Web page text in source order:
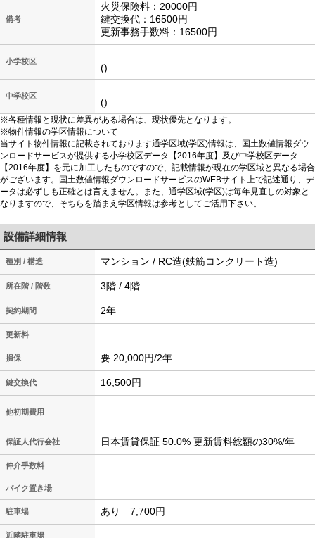
備考
火災保険料：20000円
鍵交換代：16500円
更新事務手数料：16500円
小学校区
()
中学校区
()
※各種情報と現状に差異がある場合は、現状優先となります。
※物件情報の学区情報について
当サイト物件情報に記載されております通学区域(学区)情報は、国土数値情報ダウ
ンロードサービスが提供する小学校区データ【2016年度】及び中学校区データ
【2016年度】を元に加工したものですので、記載情報が現在の学区域と異なる場合
がございます。国土数値情報ダウンロードサービスのWEBサイト上で記述通り、デ
ータは必ずしも正確とは言えません。また、通学区域(学区)は毎年見直しの対象と
なりますので、そちらを踏まえ学区情報は参考としてご活用下さい。
設備詳細情報
種別 / 構造 マンション / RC造(鉄筋コンクリート造)
所在階 / 階数 3階 / 4階
契約期間 2年
更新料
損保 要 20,000円/2年
鍵交換代 16,500円
他初期費用
保証人代行会社 日本賃貸保証 50.0% 更新賃料総額の30%/年
仲介手数料
バイク置き場
駐車場 あり 7,700円
近隣駐車場